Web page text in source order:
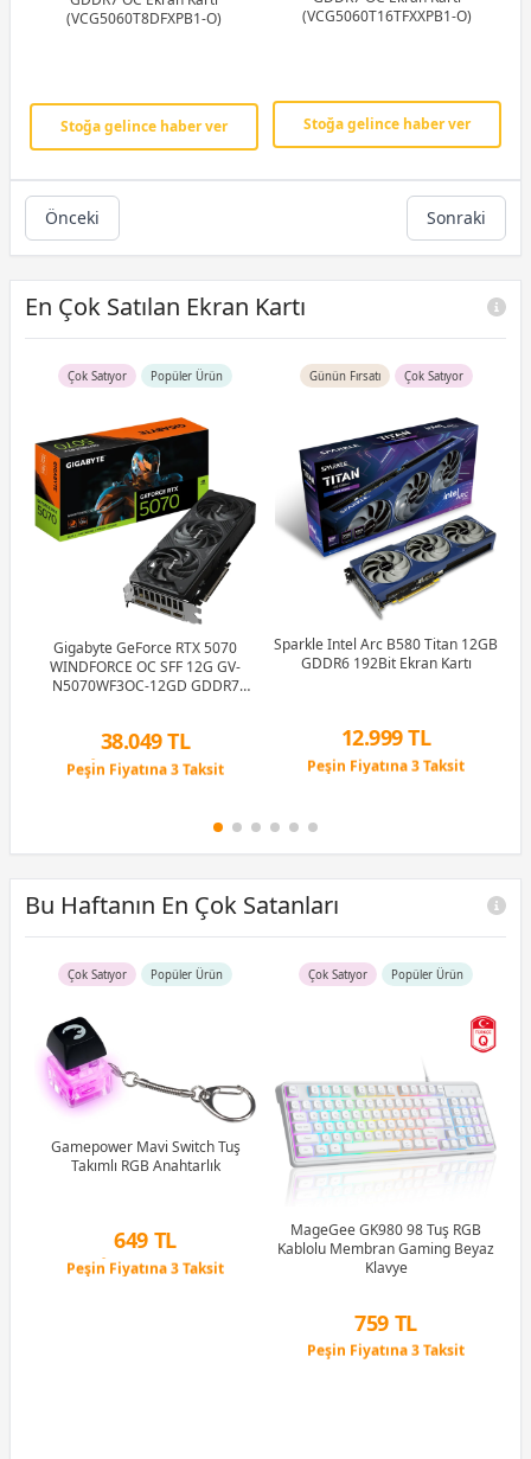
(VCG5060T8DFXPB1-O)
Stoğa gelince haber ver
(VCG5060T16TFXXPB1-O)
Stoğa gelince haber ver
Önceki Sonraki
En Çok Satılan Ekran Kartı
Çok Satıyor Popüler Ürün
Gigabyte GeForce RTX 5070
WINDFORCE OC SFF 12G GV-
N5070WF3OC-12GD GDDR7
38.049 TL
Peşin Fiyatına 3 Taksit
Günün Fırsatı Çok Satıyor
Sparkle Intel Arc B580 Titan 12GB
GDDR6 192Bit Ekran Kartı
12.999 TL
Peşin Fiyatına 3 Taksit
Bu Haftanın En Çok Satanları
Çok Satıyor Popüler Ürün
Gamepower Mavi Switch Tuş
Takımlı RGB Anahtarlık
649 TL
Peşin Fiyatına 3 Taksit
Çok Satıyor Popüler Ürün
MageGee GK980 98 Tuş RGB
Kablolu Membran Gaming Beyaz
Klavye
759 TL
Peşin Fiyatına 3 Taksit